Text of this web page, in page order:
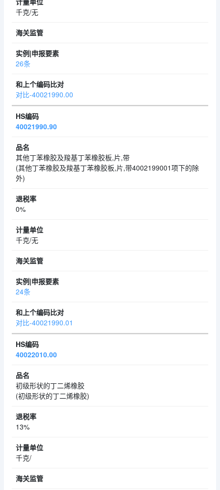
千克/无
26条
对比-40021990.00
40021990.90
其他丁苯橡胶及羧基丁苯橡胶板,片,带
(其他丁苯橡胶及羧基丁苯橡胶板,片,带4002199001项下的除
外)
0%
千克/无
24条
对比-40021990.01
40022010.00
初级形状的丁二烯橡胶
(初级形状的丁二烯橡胶)
13%
千克/